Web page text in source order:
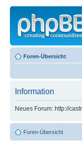
Foren-Übersicht
Information
Neues Forum: http://
Foren-Übersicht